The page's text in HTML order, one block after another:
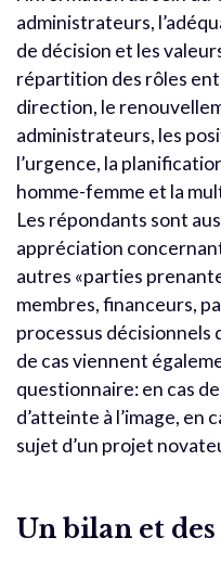
administrateurs,
de décision et les
répartition des rôles
direction, le
administrateurs, les
l’urgence, la
homme-femme et la
Les répondants sont
appréciation
autres «parties
membres, financeurs,
processus décisionnels
de cas viennent
questionnaire: en cas
d’atteinte à l’image, en
sujet d’un projet
Un bilan et